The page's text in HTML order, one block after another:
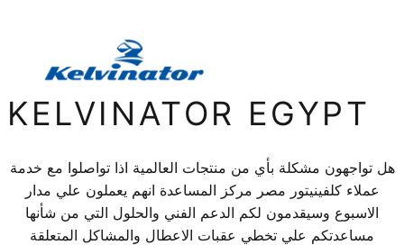
KELVINATOR EGYPT
هل تواجهون مشكلة بأي من منتجات العالمية اذا تواصلوا مع خدمة
عملاء كلفينيتور مصر مركز المساعدة انهم يعملون علي مدار
الاسبوع وسيقدمون لكم الدعم الفني والحلول التي من شأنها
مساعدتكم علي تخطي عقبات الاعطال والمشاكل المتعلقة